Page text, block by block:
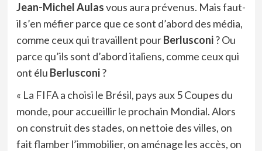
Jean-Michel Aulasvous aura prévenus. Mais faut-
il s’en méfier parce que ce sont d’abord des média,
comme ceux qui travaillent pourBerlusconi? Ou
parce qu’ils sont d’abord italiens, comme ceux qui
ont élu Berlusconi?
« La FIFA a choisi le Brésil, pays aux 5 Coupes du
monde, pour accueillir le prochain Mondial. Alors
on construit des stades, on nettoie des villes, on
fait flamber l’immobilier, on aménage les accès, on